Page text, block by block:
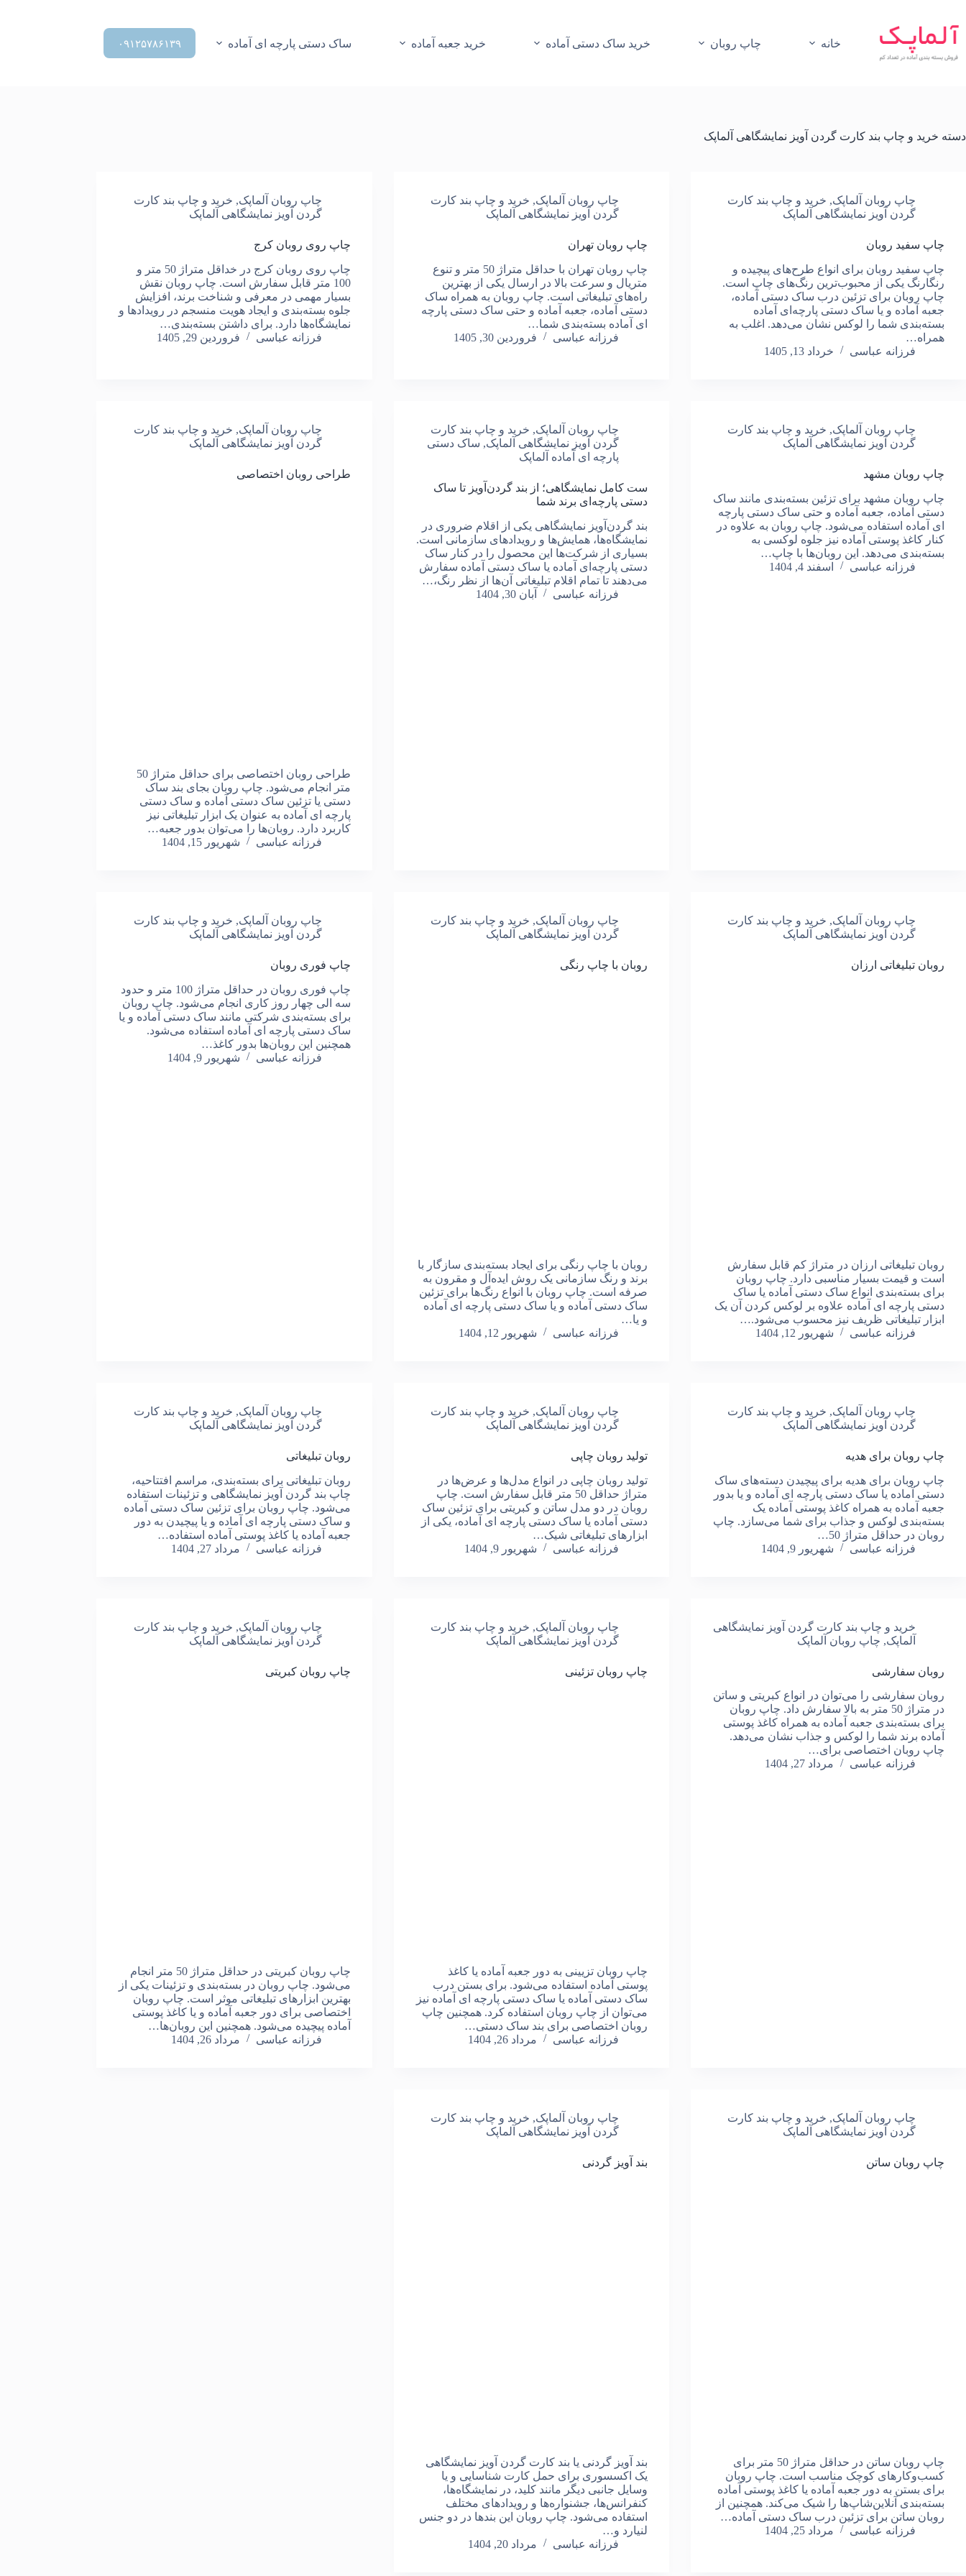
محتوا
خانه چاپ روبان خرید ساک دستی آماده خرید جعبه آماده ساک دستی پارچه ای آماده ۰۹۱۲۵۷۸۶۱۳۹
دسته خرید و چاپ بند کارت گردن آویز نمایشگاهی آلماپک
چاپ روبان آلماپک, خرید و چاپ بند کارت
گردن آویز نمایشگاهی آلماپک
چاپ سفید روبان
چاپ سفید روبان برای انواع طرح‌های پیچیده و
رنگارنگ یکی از محبوب‌ترین رنگ‌های چاپ است.
چاپ روبان برای تزئین درب ساک دستی آماده،
جعبه آماده و یا ساک دستی پارچه‌ای آماده
بسته‌بندی شما را لوکس نشان می‌دهد. اغلب به
همراه…
فرزانه عباسی
خرداد 13, 1405
چاپ روبان آلماپک, خرید و چاپ بند کارت
گردن آویز نمایشگاهی آلماپک
چاپ روبان تهران
چاپ روبان تهران با حداقل متراژ 50 متر و تنوع
متریال و سرعت بالا در ارسال یکی از بهترین
راه‌های تبلیغاتی است. چاپ روبان به همراه ساک
دستی آماده، جعبه آماده و حتی ساک دستی پارچه
ای آماده بسته‌بندی شما…
فرزانه عباسی
فروردین 30, 1405
چاپ روبان آلماپک, خرید و چاپ بند کارت
گردن آویز نمایشگاهی آلماپک
چاپ روی روبان کرج
چاپ روی روبان کرج در خداقل متراژ 50 متر و
100 متر قابل سفارش است. چاپ روبان نقش
بسیار مهمی در معرفی و شناخت برند، افزایش
جلوه‌ بسته‌بندی و ایجاد هویت منسجم در رویدادها و
نمایشگاه‌ها دارد. برای داشتن بسته‌بندی…
فرزانه عباسی
فروردین 29, 1405
چاپ روبان آلماپک, خرید و چاپ بند کارت
گردن آویز نمایشگاهی آلماپک
چاپ روبان مشهد
چاپ روبان مشهد برای تزئین بسته‌بندی مانند ساک
دستی آماده، جعبه آماده و حتی ساک دستی پارچه
ای آماده استفاده ‌می‌شود. چاپ روبان به علاوه در
کنار کاغذ پوستی آماده نیز جلوه لوکسی به
بسته‌بندی می‌دهد. این روبان‌ها با چاپ…
فرزانه عباسی
اسفند 4, 1404
چاپ روبان آلماپک, خرید و چاپ بند کارت
گردن آویز نمایشگاهی آلماپک, ساک دستی
پارچه ای آماده آلماپک
ست کامل نمایشگاهی؛ از بند گردن‌آویز تا ساک
دستی پارچه‌ای برند شما
بند گردن‌آویز نمایشگاهی یکی از اقلام ضروری در
نمایشگاه‌ها، همایش‌ها و رویدادهای سازمانی است.
بسیاری از شرکت‌ها این محصول را در کنار ساک
دستی پارچه‌ای آماده یا ساک دستی آماده سفارش
می‌دهند تا تمام اقلام تبلیغاتی آن‌ها از نظر رنگ،…
فرزانه عباسی
آبان 30, 1404
چاپ روبان آلماپک, خرید و چاپ بند کارت
گردن آویز نمایشگاهی آلماپک
طراحی روبان اختصاصی
طراحی روبان اختصاصی برای حداقل متراژ 50
متر انجام می‌شود. چاپ روبان بجای بند ساک
دستی یا تزئین ساک دستی آماده و ساک دستی
پارچه ای آماده به عنوان یک ابزار تبلیغاتی نیز
کاربرد دارد. روبان‌ها را می‌توان بدور جعبه…
فرزانه عباسی
شهریور 15, 1404
چاپ روبان آلماپک, خرید و چاپ بند کارت
گردن آویز نمایشگاهی آلماپک
روبان تبلیغاتی ارزان
روبان تبلیغاتی ارزان در متراژ کم قابل سفارش
است و قیمت بسیار مناسبی دارد. چاپ روبان
برای بسته‌بندی انواع ساک دستی آماده یا ساک
دستی پارچه ای آماده علاوه بر لوکس کردن آن یک
ابزار تبلیغاتی ظریف نیز محسوب می‌شود.…
فرزانه عباسی
شهریور 12, 1404
چاپ روبان آلماپک, خرید و چاپ بند کارت
گردن آویز نمایشگاهی آلماپک
روبان با چاپ رنگی
روبان با چاپ رنگی برای ایجاد بسته‌بندی سازگار با
برند و رنگ سازمانی یک روش ایده‌آل و مقرون به
صرفه است. چاپ روبان با انواع رنگ‌ها برای تزئین
ساک دستی آماده و یا ساک دستی پارچه ای آماده
و یا…
فرزانه عباسی
شهریور 12, 1404
چاپ روبان آلماپک, خرید و چاپ بند کارت
گردن آویز نمایشگاهی آلماپک
چاپ فوری روبان
چاپ فوری روبان در حداقل متراژ 100 متر و حدود
سه الی چهار روز کاری انجام می‌شود. چاپ روبان
برای بسته‌بندی‌ شرکتی مانند ساک دستی آماده و یا
ساک دستی پارچه ای آماده استفاده می‌شود.
همچنین این روبان‌ها بدور کاغذ…
فرزانه عباسی
شهریور 9, 1404
چاپ روبان آلماپک, خرید و چاپ بند کارت
گردن آویز نمایشگاهی آلماپک
چاپ روبان برای هدیه
چاپ روبان برای هدیه برای پیچیدن دسته‌های ساک
دستی آماده یا ساک دستی پارچه ای آماده و یا بدور
جعبه آماده به همراه کاغذ پوستی آماده یک
بسته‌بندی لوکس و جذاب برای شما می‌سازد. چاپ
روبان در حداقل متراژ 50…
فرزانه عباسی
شهریور 9, 1404
چاپ روبان آلماپک, خرید و چاپ بند کارت
گردن آویز نمایشگاهی آلماپک
تولید روبان چاپی
تولید روبان چاپی در انواع مدل‌ها و عرض‌ها در
متراژ حداقل 50 متر قابل سفارش است. چاپ
روبان در دو مدل ساتن و کبریتی برای تزئین ساک
دستی آماده یا ساک دستی پارچه ای آماده، یکی از
ابزارهای تبلیغاتی شیک…
فرزانه عباسی
شهریور 9, 1404
چاپ روبان آلماپک, خرید و چاپ بند کارت
گردن آویز نمایشگاهی آلماپک
روبان تبلیغاتی
روبان تبلیغاتی برای بسته‌بندی، مراسم افتتاحیه،
چاپ بند گردن آویز نمایشگاهی و تزئینات استفاده
می‌شود. چاپ روبان برای تزئین ساک دستی آماده
و ساک دستی پارچه ای آماده و یا پیچیدن به دور
جعبه آماده یا کاغذ پوستی آماده استفاده…
فرزانه عباسی
مرداد 27, 1404
خرید و چاپ بند کارت گردن آویز نمایشگاهی
آلماپک, چاپ روبان آلماپک
روبان سفارشی
روبان سفارشی را می‌توان در انواع کبریتی و ساتن
در متراژ 50 متر به بالا سفارش داد. چاپ روبان
برای بسته‌بندی جعبه آماده به همراه کاغذ پوستی
آماده برند شما را لوکس و جذاب نشان می‌دهد.
چاپ روبان اختصاصی برای…
فرزانه عباسی
مرداد 27, 1404
چاپ روبان آلماپک, خرید و چاپ بند کارت
گردن آویز نمایشگاهی آلماپک
چاپ روبان تزئینی
چاپ روبان تزیینی به دور جعبه آماده یا کاغذ
پوستی آماده استفاده می‌شود. برای بستن درب
ساک دستی آماده یا ساک دستی پارچه ای آماده نیز
می‌توان از چاپ روبان استفاده کرد. همچنین چاپ
روبان اختصاصی برای بند ساک دستی…
فرزانه عباسی
مرداد 26, 1404
چاپ روبان آلماپک, خرید و چاپ بند کارت
گردن آویز نمایشگاهی آلماپک
چاپ روبان کبریتی
چاپ روبان کبریتی در حداقل متراژ 50 متر انجام
می‌شود. چاپ روبان در بسته‌بندی و تزئینات یکی از
بهترین ابزارهای تبلیغاتی موثر است. چاپ روبان
اختصاصی برای دور جعبه آماده و یا کاغذ پوستی
آماده پیچیده می‌شود. همچنین این روبان‌ها…
فرزانه عباسی
مرداد 26, 1404
چاپ روبان آلماپک, خرید و چاپ بند کارت
گردن آویز نمایشگاهی آلماپک
چاپ روبان ساتن
چاپ روبان ساتن در حداقل متراژ 50 متر برای
کسب‌و‌کارهای کوچک مناسب است. چاپ روبان
برای بستن به دور جعبه آماده یا کاغذ پوستی آماده
بسته‌بندی آنلاین‌شاپ‌ها را شیک می‌کند. همچنین از
روبان ساتن برای تزئین درب ساک دستی آماده…
فرزانه عباسی
مرداد 25, 1404
چاپ روبان آلماپک, خرید و چاپ بند کارت
گردن آویز نمایشگاهی آلماپک
بند آویز گردنی
بند آویز گردنی یا بند کارت گردن آویز نمایشگاهی
یک اکسسوری برای حمل کارت شناسایی و یا
وسایل جانبی دیگر مانند کلید، در نمایشگاه‌ها،
کنفرانس‌ها، جشنواره‌ها و رویدادهای مختلف
استفاده می‌شود. چاپ روبان این بندها در دو جنس
لنیارد و…
فرزانه عباسی
مرداد 20, 1404